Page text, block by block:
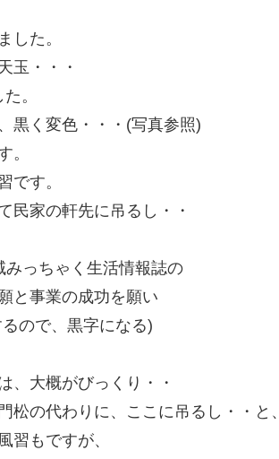
した。
玉・・・
。
黒く変色・・・(写真参照)
。
です。
民家の軒先に吊るし・・
っちゃく生活情報誌の
と事業の成功を願い
ので、黒字になる)
、大概がびっくり・・
松の代わりに、ここに吊るし・・と、
習もですが、